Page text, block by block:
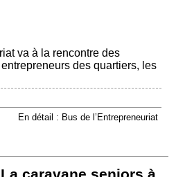
va à la rencontre des
des quartiers, les
En détail : Bus de l’Entrepreneuriat